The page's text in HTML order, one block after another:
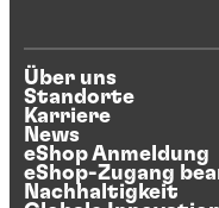
Über uns
Standorte
Karriere
News
eShop Anmeldung
eShop-Zugang
Nachhaltigkeit